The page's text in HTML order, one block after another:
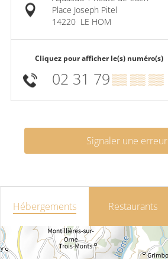
Place Joseph Pitel
14220 LE HOM
Cliquez pour afficher le(s) numéro(s)
02 31 79▒▒ ▒▒ ▒▒
Signaler une erreur
Hébergements Restaurants